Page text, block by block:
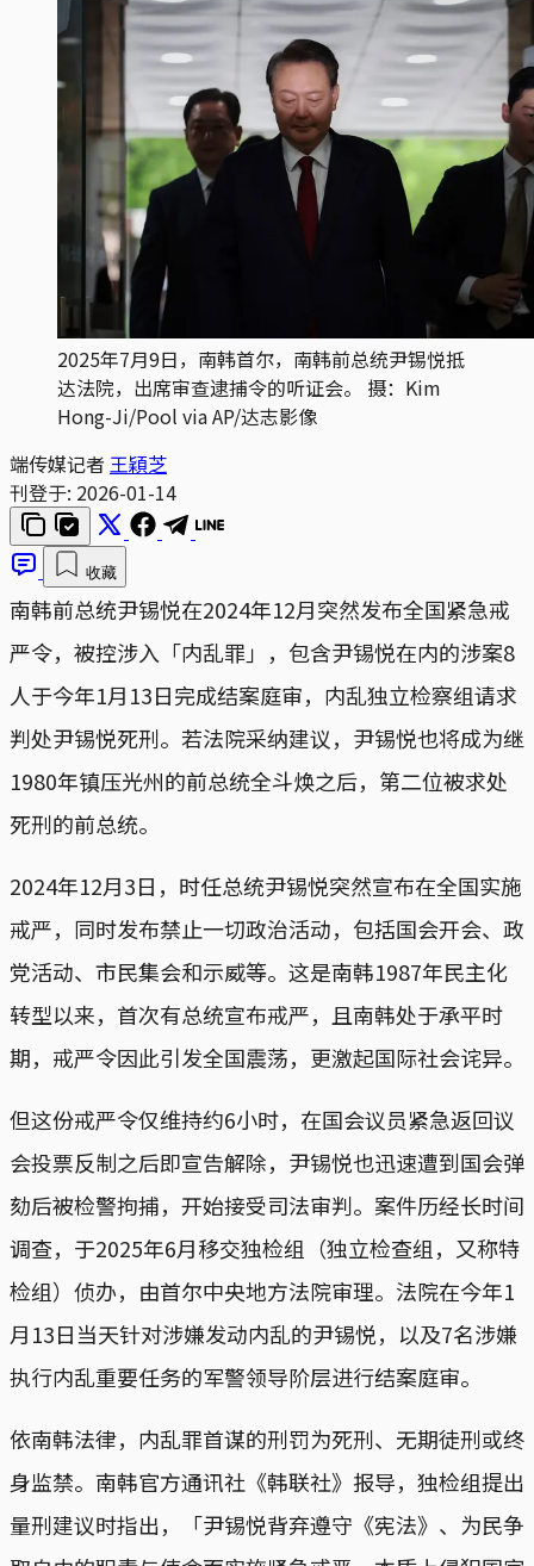
2025年7月9日，南韩首尔，南韩前总统尹锡悦抵
达法院，出席审查逮捕令的听证会。 摄：Kim
Hong-Ji/Pool via AP/达志影像
端传媒记者 王穎芝
刊登于: 2026-01-14
收藏
南韩前总统尹锡悦在2024年12月突然发布全国紧急戒
严令，被控涉入「内乱罪」，包含尹锡悦在内的涉案8
人于今年1月13日完成结案庭审，内乱独立检察组请求
判处尹锡悦死刑。若法院采纳建议，尹锡悦也将成为继
1980年镇压光州的前总统全斗焕之后，第二位被求处
死刑的前总统。
2024年12月3日，时任总统尹锡悦突然宣布在全国实施
戒严，同时发布禁止一切政治活动，包括国会开会、政
党活动、市民集会和示威等。这是南韩1987年民主化
转型以来，首次有总统宣布戒严，且南韩处于承平时
期，戒严令因此引发全国震荡，更激起国际社会诧异。
但这份戒严令仅维持约6小时，在国会议员紧急返回议
会投票反制之后即宣告解除，尹锡悦也迅速遭到国会弹
劾后被检警拘捕，开始接受司法审判。案件历经长时间
调查，于2025年6月移交独检组（独立检查组，又称特
检组）侦办，由首尔中央地方法院审理。法院在今年1
月13日当天针对涉嫌发动内乱的尹锡悦，以及7名涉嫌
执行内乱重要任务的军警领导阶层进行结案庭审。
依南韩法律，内乱罪首谋的刑罚为死刑、无期徒刑或终
身监禁。南韩官方通讯社《韩联社》报导，独检组提出
量刑建议时指出，「尹锡悦背弃遵守《宪法》、为民争